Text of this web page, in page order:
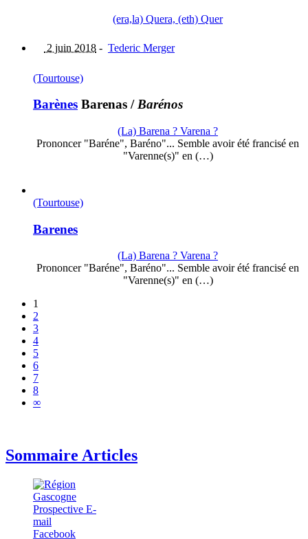
(era,la) Quera, (eth) Quer
2 juin 2018 - Tederic Merger
(Tourtouse)
Barènes Barenas /Barénos
(La) Barena ? Varena ?
Prononcer "Baréne", Baréno"... Semble avoir été francisé en
"Varenne(s)" en (…)
(Tourtouse)
Barenes
(La) Barena ? Varena ?
Prononcer "Baréne", Baréno"... Semble avoir été francisé en
"Varenne(s)" en (…)
1
2
3
4
5
6
7
8
∞
Sommaire Articles